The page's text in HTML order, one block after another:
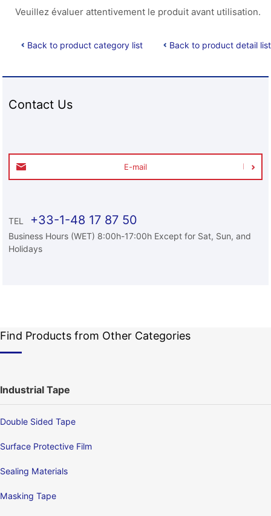
Veuillez évaluer attentivement le produit avant utilisation.
Back to product category list Back to product detail list
Contact Us
E-mail
TEL +33-1-48 17 87 50
Business Hours (WET) 8:00h-17:00h Except for Sat, Sun, and
Holidays
Find Products from Other Categories
Industrial Tape
Double Sided Tape
Surface Protective Film
Sealing Materials
Masking Tape